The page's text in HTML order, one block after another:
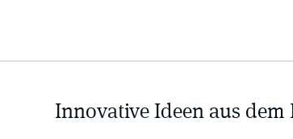
Innovative Ideen aus dem